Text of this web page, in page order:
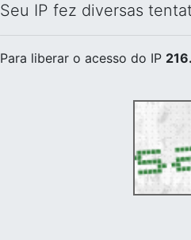
Seu IP fez diversas
Para liberar o acesso do IP